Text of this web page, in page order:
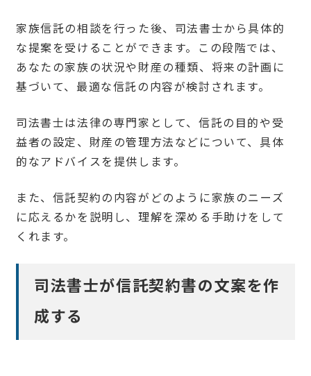
家族信託の相談を行った後、司法書士から具体的
な提案を受けることができます。この段階では、
あなたの家族の状況や財産の種類、将来の計画に
基づいて、最適な信託の内容が検討されます。
司法書士は法律の専門家として、信託の目的や受
益者の設定、財産の管理方法などについて、具体
的なアドバイスを提供します。
また、信託契約の内容がどのように家族のニーズ
に応えるかを説明し、理解を深める手助けをして
くれます。
司法書士が信託契約書の文案を作
成する